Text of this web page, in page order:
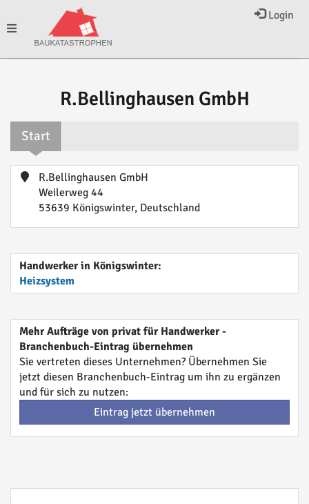
Login
Toggle
R.Bellinghausen GmbH
Start
R.Bellinghausen GmbH
Weilerweg 44
53639 Königswinter, Deutschland
Handwerker in Königswinter:
Heizsystem
Mehr Aufträge von privat für Handwerker -
Branchenbuch-Eintrag übernehmen
Sie vertreten dieses Unternehmen? Übernehmen Sie
jetzt diesen Branchenbuch-Eintrag um ihn zu ergänzen
und für sich zu nutzen:
Eintrag jetzt übernehmen